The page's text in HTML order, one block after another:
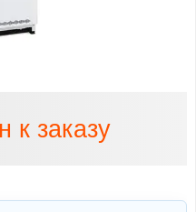
к заказу